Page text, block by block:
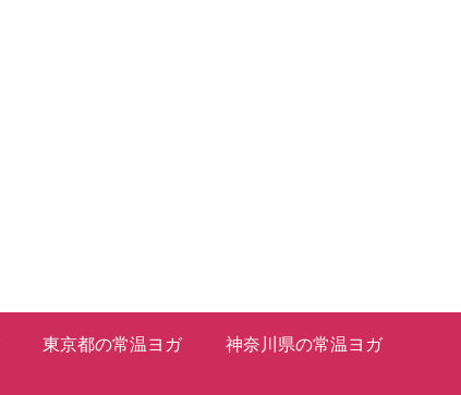
東京都の常温ヨガ 神奈川県の常温ヨガ